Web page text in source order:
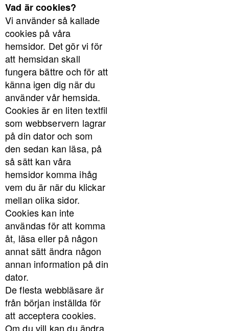
Vad är cookies?
Vi använder så kallade
cookies på våra
hemsidor. Det gör vi för
att hemsidan skall
fungera bättre och för att
känna igen dig när du
använder vår hemsida.
Cookies är en liten textfil
som webbservern lagrar
på din dator och som
den sedan kan läsa, på
så sätt kan våra
hemsidor komma ihåg
vem du är när du klickar
mellan olika sidor.
Cookies kan inte
användas för att komma
åt, läsa eller på någon
annat sätt ändra någon
annan information på din
dator.
De flesta webbläsare är
från början inställda för
att acceptera cookies.
Om du vill kan du ändra